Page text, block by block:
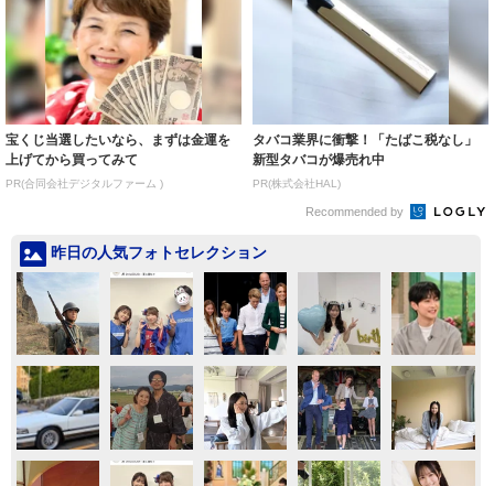
宝くじ当選したいなら、まずは金運を
上げてから買ってみて
PR(合同会社デジタルファーム )
タバコ業界に衝撃！「たばこ税なし」
新型タバコが爆売れ中
PR(株式会社HAL)
Recommended by
昨日の人気フォトセレクション